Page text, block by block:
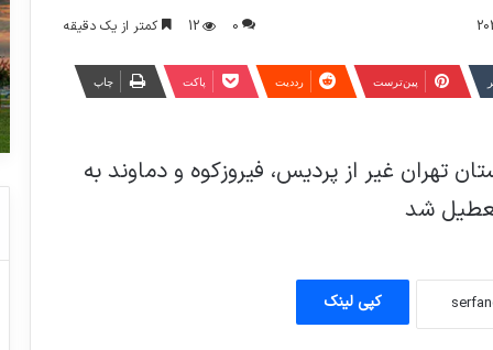
0
12 کمتر از یک دقیقه
‫پین‌ترست ‫رددیت پاکت چاپ
غیر از پردیس، فیروزکوه و دماوند به
کپی لینک
جوراب بپوشید،آن هم روی کفش!
دستگاه های اطلاعاتی و امنیتی خلاف امنیت
کشور بود